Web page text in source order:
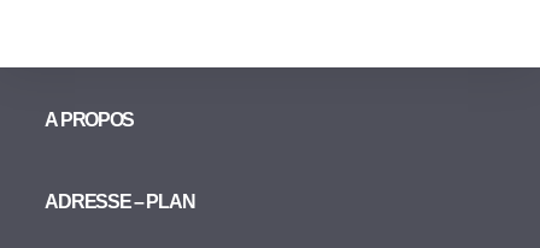
A PROPOS
ADRESSE – PLAN